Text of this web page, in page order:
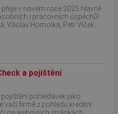
v novém roce 2025 hlavně
i pracovních úspěchů!
Václav Homolka, Petr Vlček,
a pojištění
pohledávek jako
vaší firmě z pohledu kreditní
na webových stránkách